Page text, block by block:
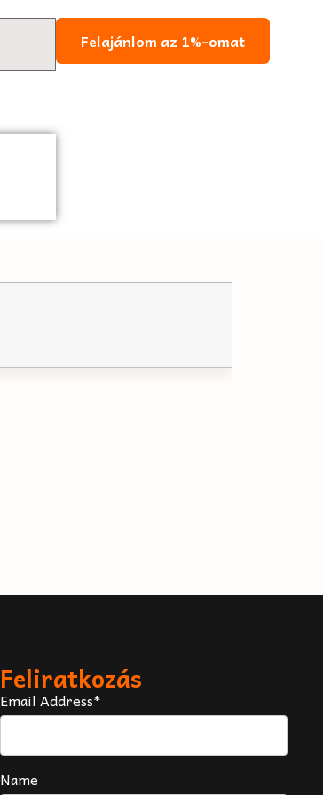
Felajánlom az 1%-omat
Feliratkozás
Email Address*
Name